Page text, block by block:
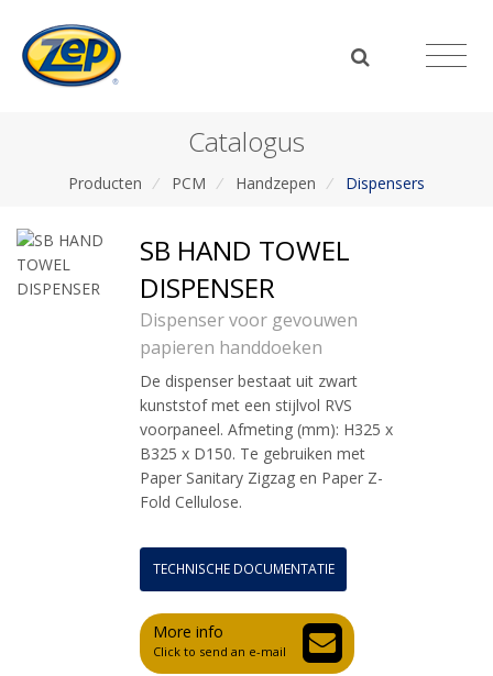
Catalogus
Producten / PCM / Handzepen / Dispensers
SB HAND TOWEL
DISPENSER
Dispenser voor gevouwen
papieren handdoeken
De dispenser bestaat uit zwart
kunststof met een stijlvol RVS
voorpaneel. Afmeting (mm): H325 x
B325 x D150. Te gebruiken met
Paper Sanitary Zigzag en Paper Z-
Fold Cellulose.
TECHNISCHE DOCUMENTATIE
More info
Click to send an e-mail